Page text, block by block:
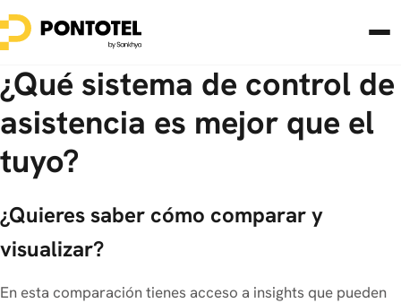
¿Qué sistema de control de
asistencia es mejor que el
tuyo?
¿Quieres saber cómo comparar y
visualizar?
En esta comparación tienes acceso a insights que pueden